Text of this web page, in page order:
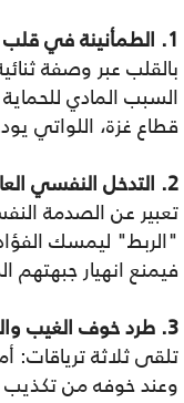
1. الطمأنينة في قلب الخوف (أم موسى أنموذجاً):
بالقلب عبر وصفة
السبب المادي
قطاع غزة، اللواتي
2. التدخل النفسي العاجل (الربط على القلب):
تعبير عن الصدمة
"الربط" ليمسك
فيمنع انهيار جبهتهم
3. طرد خوف الغيب والمواجهة (صناعة الهيبة النفسية):
تلقى ثلاثة
وعند خوفه من